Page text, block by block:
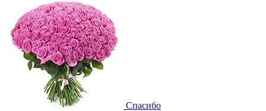
Спасибо